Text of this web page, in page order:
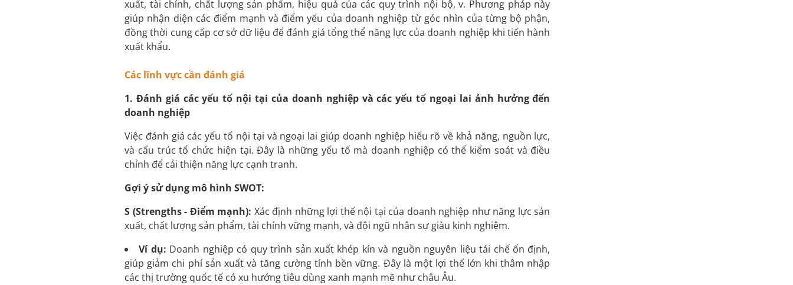
xuất, tài chính, chất lượng sản phẩm, hiệu quả của các quy trình nội bộ, v. Phương pháp này
giúp nhận diện các điểm mạnh và điểm yếu của doanh nghiệp từ góc nhìn của từng bộ phận,
đồng thời cung cấp cơ sở dữ liệu để đánh giá tổng thể năng lực của doanh nghiệp khi tiến hành
xuất khẩu.
Các lĩnh vực cần đánh giá
1. Đánh giá các yếu tố nội tại của doanh nghiệpvà các yếu tố ngoại lai ảnh hưởng đến
doanh nghiệp
Việc đánh giá các yếu tố nội tại và ngoại lai giúp doanh nghiệp hiểu rõ về khả năng, nguồn lực,
và cấu trúc tổ chức hiện tại. Đây là những yếu tố mà doanh nghiệp có thể kiểm soát và điều
chỉnh để cải thiện năng lực cạnh tranh.
Gợi ý sử dụng mô hình SWOT:
S (Strengths - Điểm mạnh): Xác định những lợi thế nội tại của doanh nghiệp như năng lực sản
xuất, chất lượng sản phẩm, tài chính vững mạnh, và đội ngũ nhân sự giàu kinh nghiệm.
Ví dụ: Doanh nghiệp có quy trình sản xuất khép kín và nguồn nguyên liệu tái chế ổn định,
giúp giảm chi phí sản xuất và tăng cường tính bền vững. Đây là một lợi thế lớn khi thâm nhập
các thị trường quốc tế có xu hướng tiêu dùng xanh mạnh mẽ như châu Âu.